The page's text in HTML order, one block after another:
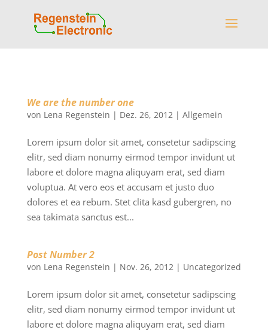
We are the number one
von Lena Regenstein | Dez. 26, 2012| Allgemein
Lorem ipsum dolor sit amet, consetetur sadipscing
elitr, sed diam nonumy eirmod tempor invidunt ut
labore et dolore magna aliquyam erat, sed diam
voluptua. At vero eos et accusam et justo duo
dolores et ea rebum. Stet clita kasd gubergren, no
sea takimata sanctus est...
Post Number 2
von Lena Regenstein | Nov. 26, 2012| Uncategorized
Lorem ipsum dolor sit amet, consetetur sadipscing
elitr, sed diam nonumy eirmod tempor invidunt ut
labore et dolore magna aliquyam erat, sed diam